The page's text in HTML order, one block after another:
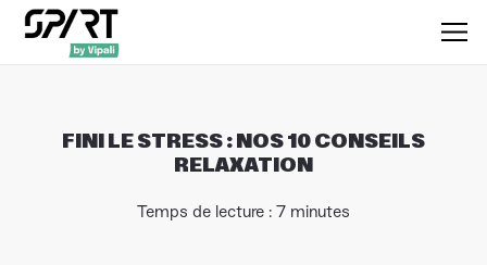
FINI LE STRESS : NOS 10 CONSEILS
RELAXATION
Temps de lecture : 7 minutes